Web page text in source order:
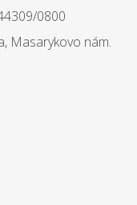
0800
Masarykovo nám.